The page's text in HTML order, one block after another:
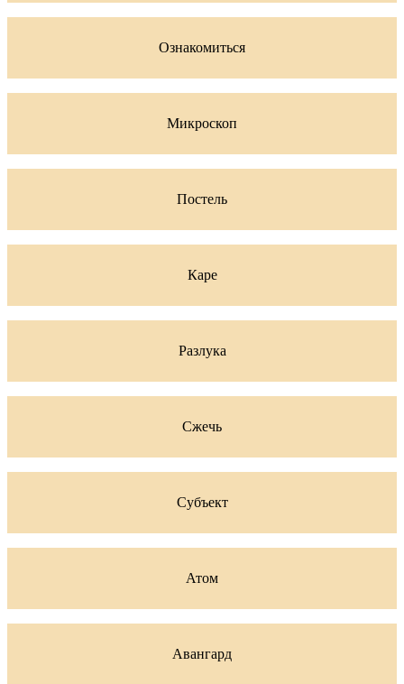
Ознакомиться
Микроскоп
Постель
Каре
Разлука
Сжечь
Субъект
Атом
Авангард